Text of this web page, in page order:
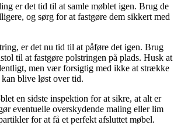
er det tid til at samle møblet igen. Brug de
og sørg for at fastgøre dem sikkert med
er det nu tid til at påføre det igen. Brug
til at fastgøre polstringen på plads. Husk at
men vær forsigtig med ikke at strække
blive løst over tid.
en sidste inspektion for at sikre, at alt er
eventuelle overskydende maling eller lim
for at få et perfekt afsluttet møbel.